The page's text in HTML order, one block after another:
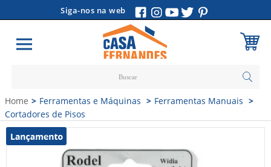
Siga-nos na web
Carrinho
Vazio
Home Ferramentas e Máquinas
Ferramentas Manuais
Cortadores de Pisos